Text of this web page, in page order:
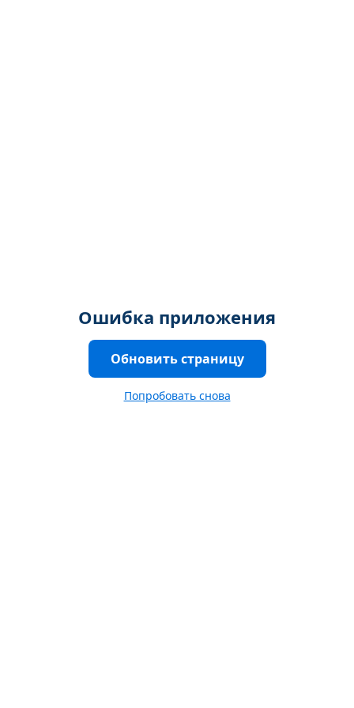
Ошибка приложения
Обновить страницу
Попробовать снова